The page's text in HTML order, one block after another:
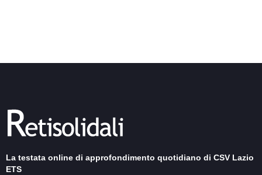
La testata online di approfondimento quotidiano di CSV Lazio
ETS